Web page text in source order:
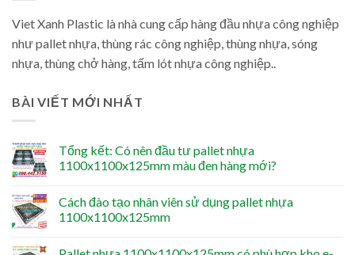
Viet Xanh Plastic là nhà cung cấp hàng đầu nhựa công nghiệp
như pallet nhựa, thùng rác công nghiệp, thùng nhựa, sóng
nhựa, thùng chở hàng, tấm lót nhựa công nghiệp..
BÀI VIẾT MỚI NHẤT
Tổng kết: Có nên đầu tư pallet nhựa
1100x1100x125mm màu đen hàng mới?
Cách đào tạo nhân viên sử dụng pallet nhựa
1100x1100x125mm